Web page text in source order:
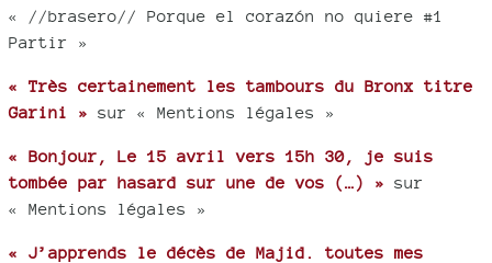
« //brasero// Porque el corazón no quiere #1
Partir »
« Très certainement les tambours du Bronx titre
Garini » sur « Mentions légales »
« Bonjour, Le 15 avril vers 15h 30, je suis
tombée par hasard sur une de vos (…) » sur
« Mentions légales »
« J’apprends le décès de Majid. toutes mes